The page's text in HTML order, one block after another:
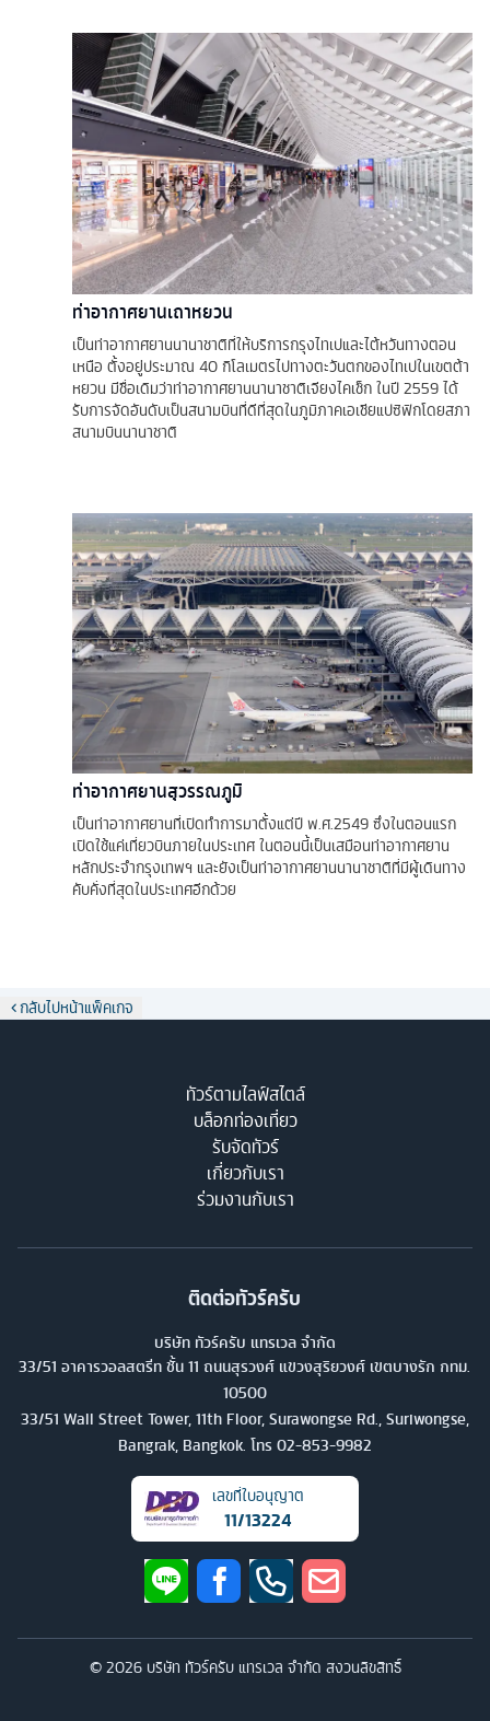
ท่าอากาศยานเถาหยวน
เป็นท่าอากาศยานนานาชาติที่ให้บริการกรุงไทเปและไต้หวันทางตอน
เหนือ ตั้งอยู่ประมาณ 40 กิโลเมตรไปทางตะวันตกของไทเปในเขตต้า
หยวน มีชื่อเดิมว่าท่าอากาศยานนานาชาติเจียงไคเช็ก ในปี 2559 ได้
รับการจัดอันดับเป็นสนามบินที่ดีที่สุดในภูมิภาคเอเชียแปซิฟิกโดยสภา
สนามบินนานาชาติ
ท่าอากาศยานสุวรรณภูมิ
เป็นท่าอากาศยานที่เปิดทำการมาตั้งแต่ปี พ.ศ.2549 ซึ่งในตอนแรก
เปิดใช้แค่เที่ยวบินภายในประเทศ ในตอนนี้เป็นเสมือนท่าอากาศยาน
หลักประจำกรุงเทพฯ และยังเป็นท่าอากาศยานนานาชาติที่มีผู้เดินทาง
คับคั่งที่สุดในประเทศอีกด้วย
กลับไปหน้าแพ็คเกจ
ทัวร์ตามไลฟ์สไตล์
บล็อกท่องเที่ยว
รับจัดทัวร์
เกี่ยวกับเรา
ร่วมงานกับเรา
ติดต่อทัวร์ครับ
บริษัท ทัวร์ครับ แทรเวล จำกัด
33/51 อาคารวอลสตรีท ชั้น 11 ถนนสุรวงศ์ แขวงสุริยวงศ์ เขตบางรัก กทม.
10500
33/51 Wall Street Tower, 11th Floor, Surawongse Rd., Suriwongse,
Bangrak, Bangkok. โทร 02-853-9982
เลขที่ใบอนุญาต
11/13224
©2026บริษัท ทัวร์ครับ แทรเวล จำกัด สงวนลิขสิทธิ์